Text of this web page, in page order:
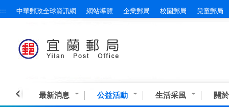
跳到主要內容區塊
::: 中華郵政全球資訊網 網站導覽 企業郵局 校園郵局 兒童郵局
最新消息 公益活動 生活采風 關